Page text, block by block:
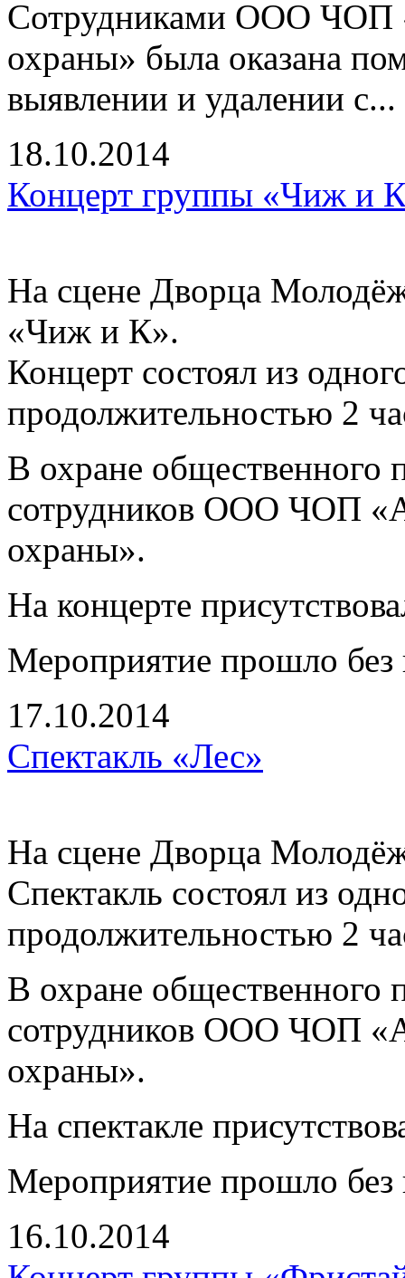
Сотрудниками ООО ЧОП
охраны» была оказана
выявлении и удалении с...
18.10.2014
Концерт группы «Чиж и
На сцене Дворца
«Чиж и К».
Концерт состоял из
продолжительностью 2
В охране общественного
сотрудников ООО ЧОП
охраны».
На концерте
Мероприятие прошло без
17.10.2014
Спектакль «Лес»
На сцене Дворца
Спектакль состоял из
продолжительностью 2
В охране общественного
сотрудников ООО ЧОП
охраны».
На спектакле
Мероприятие прошло без
16.10.2014